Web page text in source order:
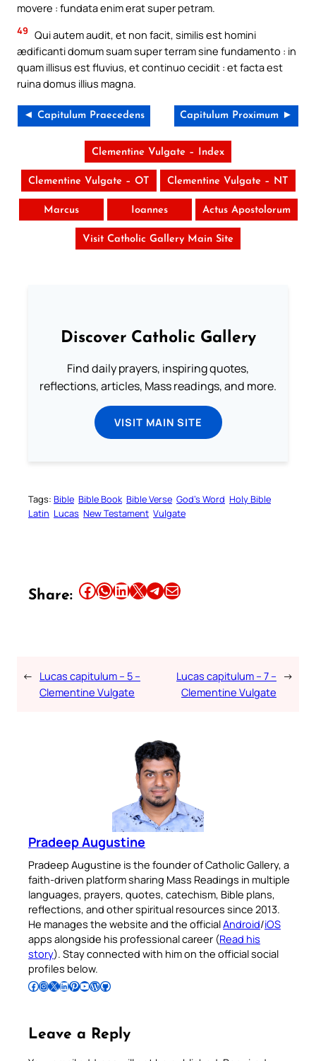
movere : fundata enim erat super petram.
49 Qui autem audit, et non facit, similis est homini
ædificanti domum suam super terram sine fundamento : in
quam illisus est fluvius, et continuo cecidit : et facta est
ruina domus illius magna.
◄ Capitulum Praecedens Capitulum Proximum ►
Clementine Vulgate – Index
Clementine Vulgate – OT Clementine Vulgate – NT
Marcus Ioannes Actus Apostolorum
Visit Catholic Gallery Main Site
Discover Catholic Gallery
Find daily prayers, inspiring quotes,
reflections, articles, Mass readings, and more.
VISIT MAIN SITE
Tags: Bible Bible Book Bible Verse God’s Word Holy Bible
Latin Lucas New Testament Vulgate
Share: Share this article on Facebook Share this article on WhatsApp Share this article on LinkedIn Share this article on X Share this article on TelegramEmail this Article
← Lucas capitulum – 5 –
Clementine Vulgate
Lucas capitulum – 7 –
Clementine Vulgate
→
Pradeep Augustine
Pradeep Augustine is the founder of Catholic Gallery, a
faith-driven platform sharing Mass Readings in multiple
languages, prayers, quotes, catechism, Bible plans,
reflections, and other spiritual resources since 2013.
He manages the website and the officialAndroid/iOS
apps alongside his professional career (Read his
story). Stay connected with him on the official social
profiles below.
Follow Pradeep on Facebook Follow Pradeep on InstagramFollow Pradeep on X Follow Pradeep on LinkedIn Follow Pradeep on Pinterest Subscribe to Pradeep’s Youtube Channel Follow Pradeep on WordPress Follow Pradeep on GitHub
Leave a Reply